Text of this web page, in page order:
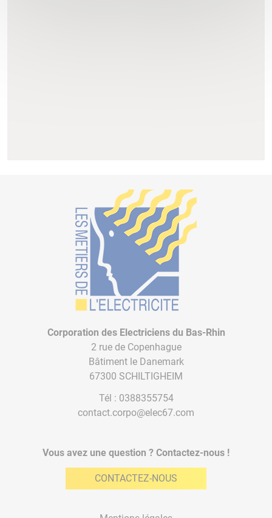
Corporation des Electriciens du Bas-Rhin
2 rue de Copenhague
Bâtiment le Danemark
67300 SCHILTIGHEIM
Tél : 0388355754
contact.corpo@elec67.com
Vous avez une question ? Contactez-nous !
CONTACTEZ-NOUS